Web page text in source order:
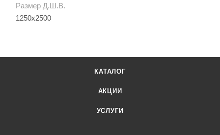
Размер Д.Ш.В.
1250х2500
КАТАЛОГ
АКЦИИ
УСЛУГИ